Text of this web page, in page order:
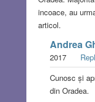
incoace, au
articol.
Andrea
2017
Cunosc și
din Oradea.